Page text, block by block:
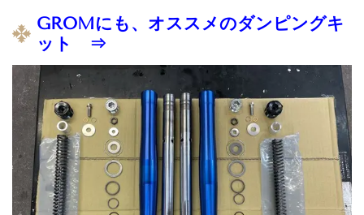
GROMにも、オススメのダンピングキ
ット ⇒